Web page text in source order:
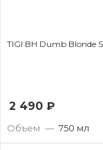
TIGI BH Dumb
2 490 ₽
Объем — 750 мл